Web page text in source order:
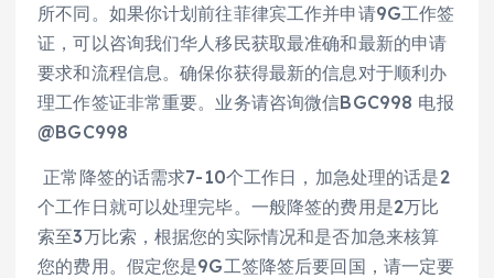
所不同。如果你计划前往菲律宾工作并申请9G工作签
证，可以咨询我们华人移民获取最准确和最新的申请
要求和流程信息。确保你获得最新的信息对于顺利办
理工作签证非常重要。业务请咨询微信BGC998 电报
@BGC998
正常降签的话需求7-10个工作日，加急处理的话是2
个工作日就可以处理完毕。一般降签的费用是2万比
索至3万比索，根据您的实际情况和是否加急来核算
您的费用。假定您是9G工签降签后要回国，请一定要